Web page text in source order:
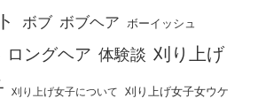
ボブ ボブヘア ボーイッシュ
ロングヘア 体験談 刈り上げ
刈り上げ女子について 刈り上げ女子女ウケ